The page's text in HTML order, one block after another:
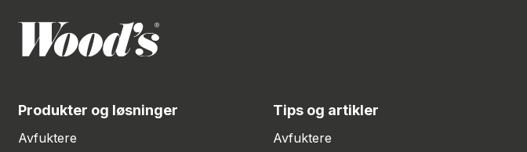
Produkter og løsninger
Avfuktere
Tips og artikler
Avfuktere